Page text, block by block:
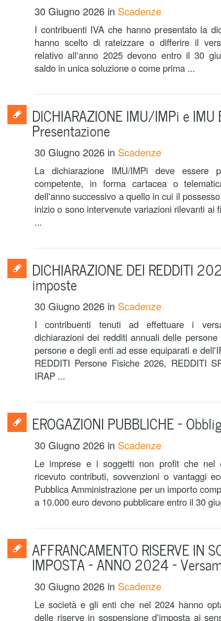
30 Giugno 2026 in Scadenze
I contribuenti IVA che hanno presentato la
hanno scelto di rateizzare o differire il
relativo all'anno 2025 devono entro il 30
saldo in unica soluzione o come prima ...
DICHIARAZIONE IMU/IMPi e IMU
Presentazione
30 Giugno 2026 in Scadenze
La dichiarazione IMU/IMPi deve essere
competente, in forma cartacea o
dell'anno successivo a quello in cui il
inizio o sono intervenute variazioni rilevanti ai
...
DICHIARAZIONE DEI REDDITI
imposte
30 Giugno 2026 in Scadenze
I contribuenti tenuti ad effettuare i
dichiarazioni dei redditi annuali delle
persone e degli enti ad esse equiparati e
REDDITI Persone Fisiche 2026, REDDITI
IRAP ...
EROGAZIONI PUBBLICHE –
30 Giugno 2026 in Scadenze
Le imprese e i soggetti non profit che nel
ricevuto contributi, sovvenzioni o vantaggi
Pubblica Amministrazione per un importo
a 10.000 euro devono pubblicare entro il 30
AFFRANCAMENTO RISERVE IN
IMPOSTA – ANNO 2024 –
30 Giugno 2026 in Scadenze
Le società e gli enti che nel 2024 hanno
delle riserve in sospensione d'imposta ai